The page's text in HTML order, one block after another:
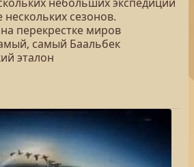
нескольких сезонов.
перекрестке миров
самый Баальбек
эталон